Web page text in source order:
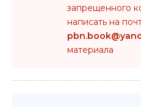
запрещенного
написать на
материала